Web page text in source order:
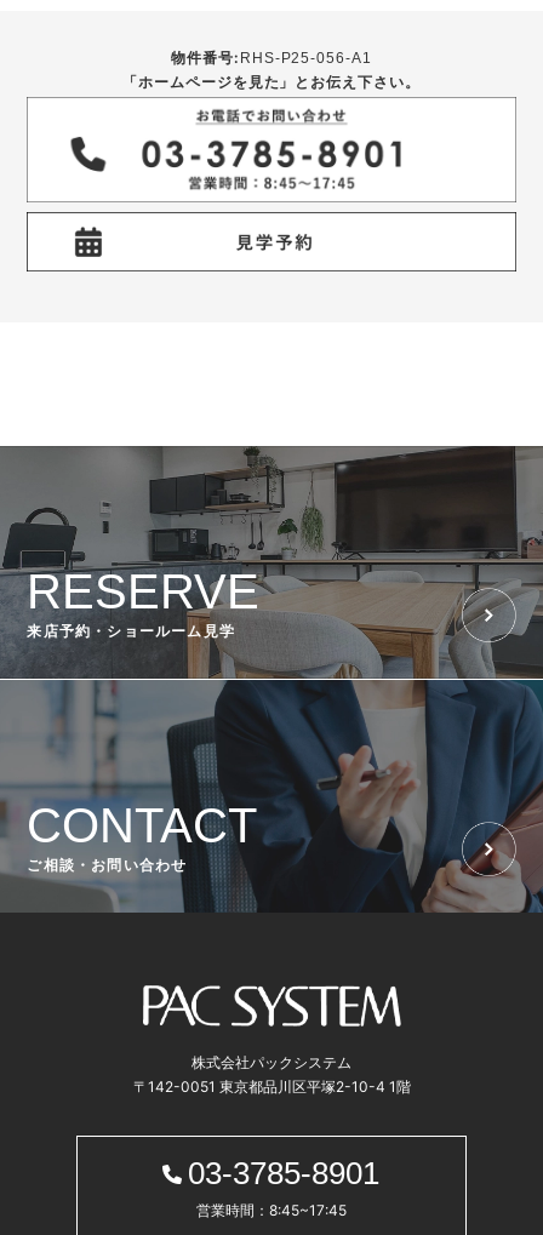
物件番号: RHS-P25-056-A1
「ホームページを見た」とお伝え下さい。
RESERVE
来店予約・ショールーム見学
CONTACT
ご相談・お問い合わせ
株式会社パックシステム
〒142-0051 東京都品川区平塚2-10-4 1階
03-3785-8901
営業時間：8:45~17:45